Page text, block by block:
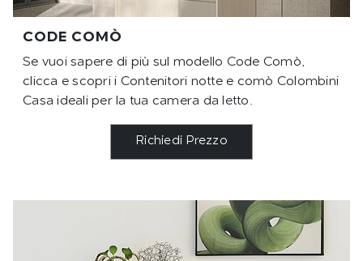
CODE COMÒ
Se vuoi sapere di più sul modello Code Comò,
clicca e scopri i Contenitori notte e comò Colombini
Casa ideali per la tua camera da letto.
Richiedi Prezzo